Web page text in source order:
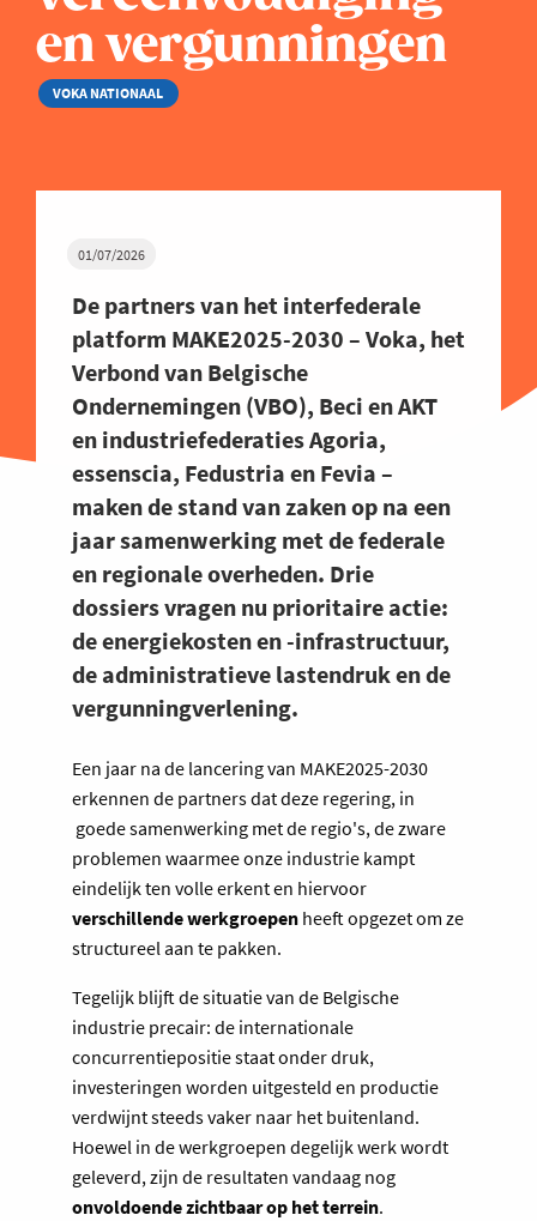
en vergunningen
VOKA NATIONAAL
01/07/2026
De partners van het interfederale
platform MAKE2025-2030 – Voka, het
Verbond van Belgische
Ondernemingen (VBO), Beci en AKT
en industriefederaties Agoria,
essenscia, Fedustria en Fevia –
maken de stand van zaken op na een
jaar samenwerking met de federale
en regionale overheden. Drie
dossiers vragen nu prioritaire actie:
de energiekosten en -infrastructuur,
de administratieve lastendruk en de
vergunningverlening.
Een jaar na de lancering van MAKE2025-2030
erkennen de partners dat deze regering, in
goede samenwerking met de regio's, de zware
problemen waarmee onze industrie kampt
eindelijk ten volle erkent en hiervoor
verschillende werkgroepen heeft opgezet om ze
structureel aan te pakken.
Tegelijk blijft de situatie van de Belgische
industrie precair: de internationale
concurrentiepositie staat onder druk,
investeringen worden uitgesteld en productie
verdwijnt steeds vaker naar het buitenland.
Hoewel in de werkgroepen degelijk werk wordt
geleverd, zijn de resultaten vandaag nog
onvoldoende zichtbaar op het terrein.